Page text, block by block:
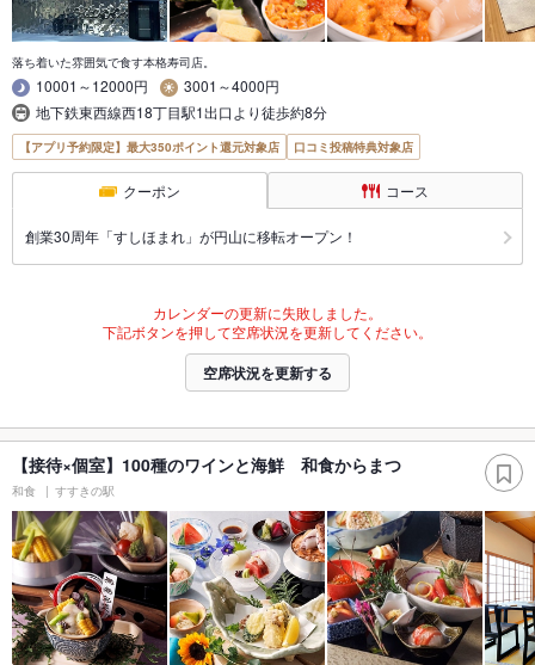
落ち着いた雰囲気で食す本格寿司店。
10001～12000円
3001～4000円
地下鉄東西線西18丁目駅1出口より徒歩約8分
【アプリ予約限定】最大350ポイント還元対象店 口コミ投稿特典対象店
クーポン コース
創業30周年「すしほまれ」が円山に移転オープン！
カレンダーの更新に失敗しました。
下記ボタンを押して空席状況を更新してください。
空席状況を更新する
【接待×個室】100種のワインと海鮮 和食からまつ
和食 すすきの駅